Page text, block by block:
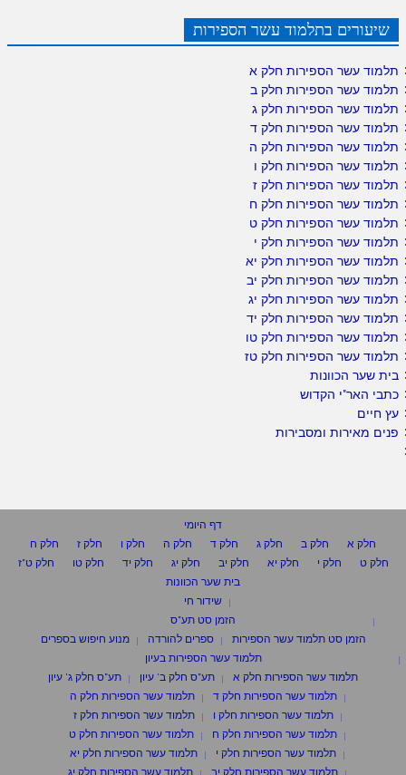
שיעורים בתלמוד עשר הספירות
תלמוד עשר הספירות חלק א
תלמוד עשר הספירות חלק ב
תלמוד עשר הספירות חלק ג
תלמוד עשר הספירות חלק ד
תלמוד עשר הספירות חלק ה
תלמוד עשר הספירות חלק ו
תלמוד עשר הספירות חלק ז
תלמוד עשר הספירות חלק ח
תלמוד עשר הספירות חלק ט
תלמוד עשר הספירות חלק י
תלמוד עשר הספירות חלק יא
תלמוד עשר הספירות חלק יב
תלמוד עשר הספירות חלק יג
תלמוד עשר הספירות חלק יד
תלמוד עשר הספירות חלק טו
תלמוד עשר הספירות חלק טז
בית שער הכוונות
כתבי האר"י הקדוש
עץ חיים
פנים מאירות ומסבירות
דף היומי
חלק א
חלק ב חלק ג חלק ד חלק ה חלק ו חלק ז
חלק ח
חלק ט
חלק י חלק יא חלק יב חלק יג חלק יד חלק טו
חלק ט"ז
בית שער הכוונות
שידור חי
הזמן סט תע"ס
הזמן סט תלמוד עשר הספירות
ספרים להורדה
מנוע חיפוש בספרים
תלמוד עשר הספירות בעיון
תלמוד עשר הספירות חלק א
תע"ס חלק ב' עיון
תע"ס חלק ג' עיון
תלמוד עשר הספירות חלק ד
תלמוד עשר הספירות חלק ה
תלמוד עשר הספירות חלק ו
תלמוד עשר הספירות חלק ז
תלמוד עשר הספירות חלק ח
תלמוד עשר הספירות חלק ט
תלמוד עשר הספירות חלק י
תלמוד עשר הספירות חלק יא
תלמוד עשר הספירות חלק יב
תלמוד עשר הספירות חלק יג